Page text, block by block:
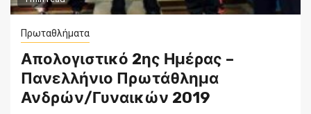
Πρωταθλήματα
Απολογιστικό 2ης Ημέρας –
Πανελλήνιο Πρωτάθλημα
Ανδρών/Γυναικών 2019